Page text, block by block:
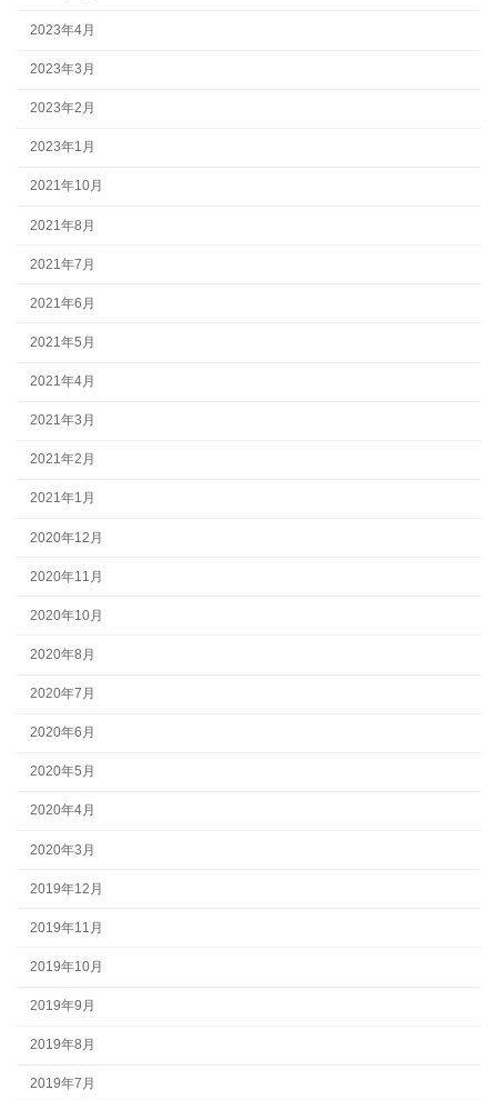
2023年4月
2023年3月
2023年2月
2023年1月
2021年10月
2021年8月
2021年7月
2021年6月
2021年5月
2021年4月
2021年3月
2021年2月
2021年1月
2020年12月
2020年11月
2020年10月
2020年8月
2020年7月
2020年6月
2020年5月
2020年4月
2020年3月
2019年12月
2019年11月
2019年10月
2019年9月
2019年8月
2019年7月